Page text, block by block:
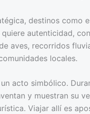
destinos como
autenticidad,
aves, recorridos
locales.
acto simbólico.
y muestran su
Viajar allí es